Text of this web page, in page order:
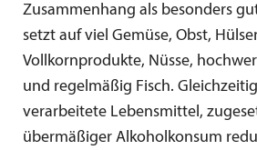
Zusammenhang als besonders
setzt auf viel Gemüse, Obst,
Vollkornprodukte, Nüsse,
und regelmäßig Fisch.
verarbeitete Lebensmittel,
übermäßiger Alkoholkonsum